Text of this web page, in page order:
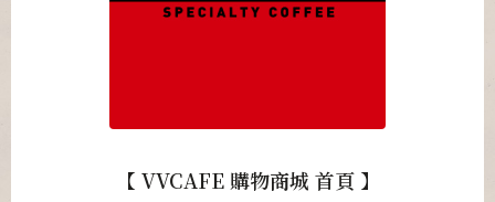
【 VVCAFE 購物商城 首頁 】